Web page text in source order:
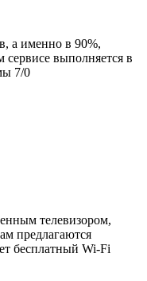
а именно в 90%,
выполняется в
7/0
телевизором,
предлагаются
бесплатный Wi-Fi